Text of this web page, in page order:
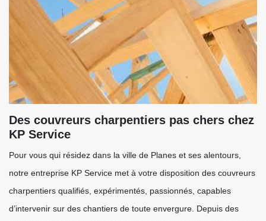
Des couvreurs charpentiers pas chers chez
KP Service
Pour vous qui résidez dans la ville de Planes et ses alentours,
notre entreprise KP Service met à votre disposition des couvreurs
charpentiers qualifiés, expérimentés, passionnés, capables
d’intervenir sur des chantiers de toute envergure. Depuis des